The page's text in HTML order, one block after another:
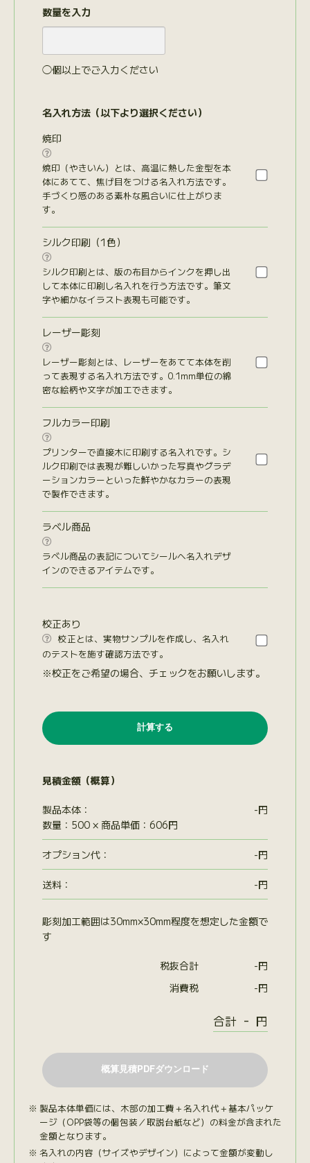
数量を入力
◯個以上でご入力ください
名入れ方法（以下より選択ください）
焼印

焼印（やきいん）とは、高温に熱した金型を本
体にあてて、焦げ目をつける名入れ方法です。
手づくり感のある素朴な風合いに仕上がりま
す。
シルク印刷（1色）

シルク印刷とは、版の布目からインクを押し出
して本体に印刷し名入れを行う方法です。筆文
字や細かなイラスト表現も可能です。
レーザー彫刻

レーザー彫刻とは、レーザーをあてて本体を削
って表現する名入れ方法です。0.1mm単位の綿
密な絵柄や文字が加工できます。
フルカラー印刷

プリンターで直接木に印刷する名入れです。シ
ルク印刷では表現が難しいかった写真やグラデ
ーションカラーといった鮮やかなカラーの表現
で製作できます。
ラベル商品

ラベル商品の表記についてシールへ名入れデザ
インのできるアイテムです。
校正あり

校正とは、実物サンプルを作成し、名入れ
のテストを施す確認方法です。
※校正をご希望の場合、チェックをお願いします。
見積金額（概算）
製品本体：
数量：500 × 商品単価：606円
-円
オプション代： -円
送料： -円
彫刻加工範囲は30mm×30mm程度を想定した金額で
す
税抜合計 -円
消費税
-円
合計 - 円
製品本体単価には、木部の加工費＋名入れ代＋基本パッケ
ージ（OPP袋等の個包装／取説台紙など）の料金が含まれた
金額となります。
名入れの内容（サイズやデザイン）によって金額が変動し